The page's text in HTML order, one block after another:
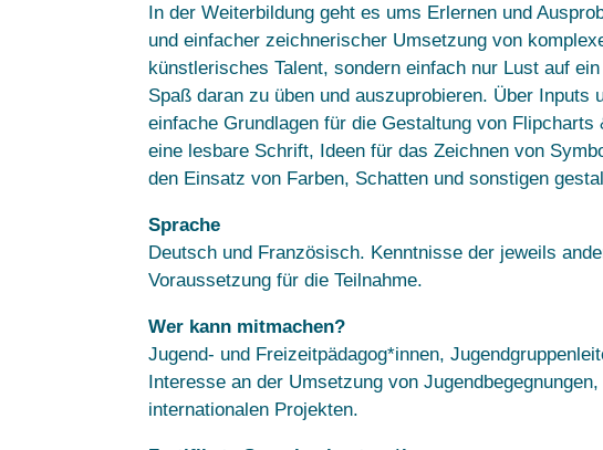
In der Weiterbildung geht es ums Erlernen und
und einfacher zeichnerischer Umsetzung von
künstlerisches Talent, sondern einfach nur Lust auf
Spaß daran zu üben und auszuprobieren. Über Inputs
einfache Grundlagen für die Gestaltung von
eine lesbare Schrift, Ideen für das Zeichnen von
den Einsatz von Farben, Schatten und sonstigen
Sprache
Deutsch und Französisch. Kenntnisse der jeweils
Voraussetzung für die Teilnahme.
Wer kann mitmachen?
Jugend- und Freizeitpädagog*innen,
Interesse an der Umsetzung von
internationalen Projekten.